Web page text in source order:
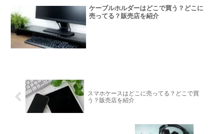
ケーブルホルダーはどこで買う？どこに
売ってる？販売店を紹介
スマホケースはどこに売ってる？どこで買
う？販売店を紹介